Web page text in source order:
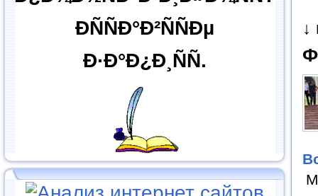
ÐÑÑÐ°Ð²ÑÑÐµ
Ð·Ð°Ð¿Ð¸ÑÑ.